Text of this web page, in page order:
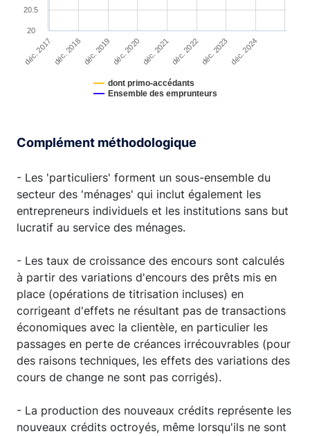
dont primo-accédants
Ensemble des emprunteurs
déc. 2017déc. 2018déc. 2019déc. 2020déc. 2021déc. 2022déc. 2023déc. 2024
20
20.5
Complément méthodologique
- Les 'particuliers' forment un sous-ensemble du
secteur des 'ménages' qui inclut également les
entrepreneurs individuels et les institutions sans but
lucratif au service des ménages.
- Les taux de croissance des encours sont calculés
à partir des variations d'encours des prêts mis en
place (opérations de titrisation incluses) en
corrigeant d'effets ne résultant pas de transactions
économiques avec la clientèle, en particulier les
passages en perte de créances irrécouvrables (pour
des raisons techniques, les effets des variations des
cours de change ne sont pas corrigés).
- La production des nouveaux crédits représente les
nouveaux crédits octroyés, même lorsqu'ils ne sont